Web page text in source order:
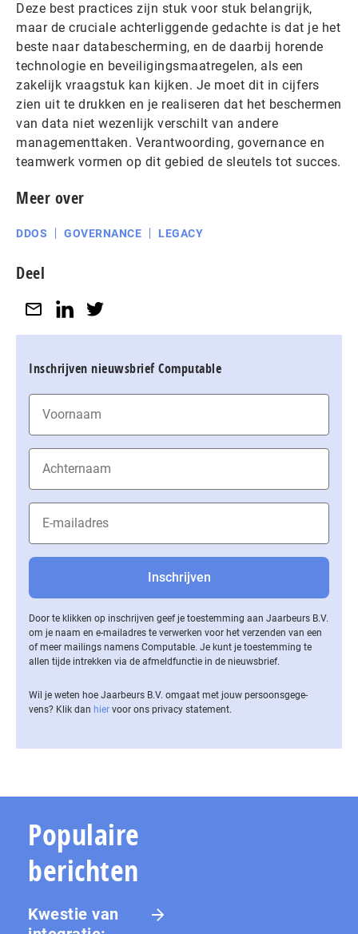
Deze best practices zijn stuk voor stuk belangrijk,
maar de cruciale achterliggende gedachte is dat je het
beste naar databescherming, en de daarbij horende
technologie en beveiligingsmaatregelen, als een
zakelijk vraagstuk kan kijken. Je moet dit in cijfers
zien uit te drukken en je realiseren dat het beschermen
van data niet wezenlijk verschilt van andere
managementtaken. Verantwoording, governance en
teamwerk vormen op dit gebied de sleutels tot succes.
Meer over
DDOS GOVERNANCE LEGACY
Deel
Inschrijven nieuwsbrief Computable
Door te klikken op inschrijven geef je toestemming aan Jaarbeurs B.V.
om je naam en e-mailadres te verwerken voor het verzenden van een
of meer mailings namens Computable. Je kunt je toestemming te
allen tijde intrekken via de af­meld­func­tie in de nieuwsbrief.
Wil je weten hoe Jaarbeurs B.V. omgaat met jouw per­soons­ge­ge­
vens? Klik dan hier voor ons privacy statement.
Populaire
berichten
Kwestie van